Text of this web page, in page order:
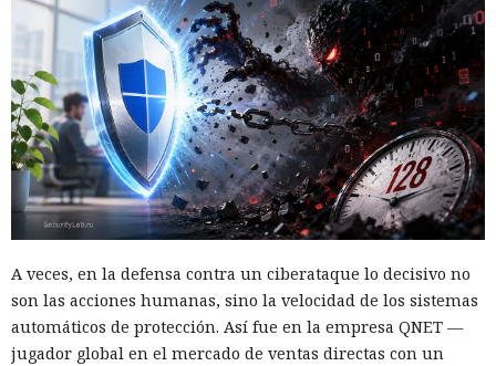
A veces, en la defensa contra un ciberataque lo decisivo no
son las acciones humanas, sino la velocidad de los sistemas
automáticos de protección. Así fue en la empresa QNET —
jugador global en el mercado de ventas directas con un